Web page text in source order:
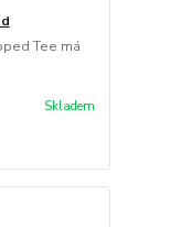
Tee má
Skladem